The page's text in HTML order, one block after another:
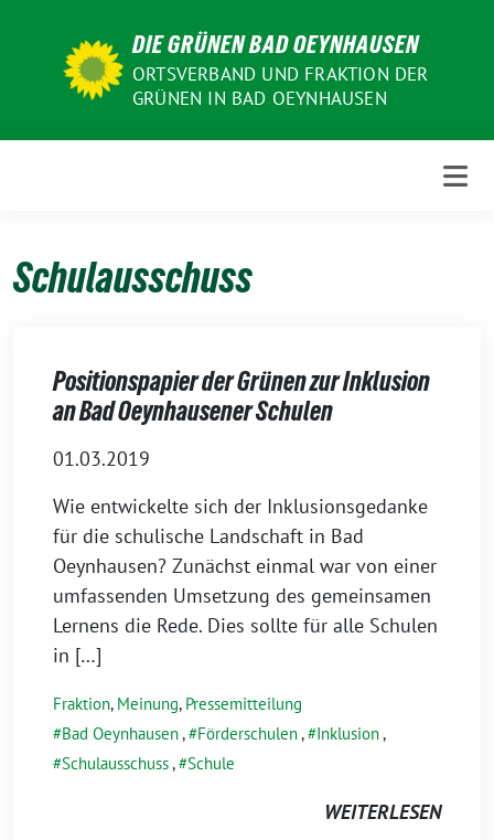
DIE GRÜNEN BAD OEYNHAUSEN
ORTSVERBAND UND FRAKTION DER
GRÜNEN IN BAD OEYNHAUSEN
Schulausschuss
Positionspapier der Grünen zur Inklusion
an Bad Oeynhausener Schulen
01.03.2019
Wie entwickelte sich der Inklusionsgedanke
für die schulische Landschaft in Bad
Oeynhausen? Zunächst einmal war von einer
umfassenden Umsetzung des gemeinsamen
Lernens die Rede. Dies sollte für alle Schulen
in […]
Fraktion, Meinung, Pressemitteilung
Bad Oeynhausen, Förderschulen, Inklusion,
Schulausschuss, Schule
WEITERLESEN